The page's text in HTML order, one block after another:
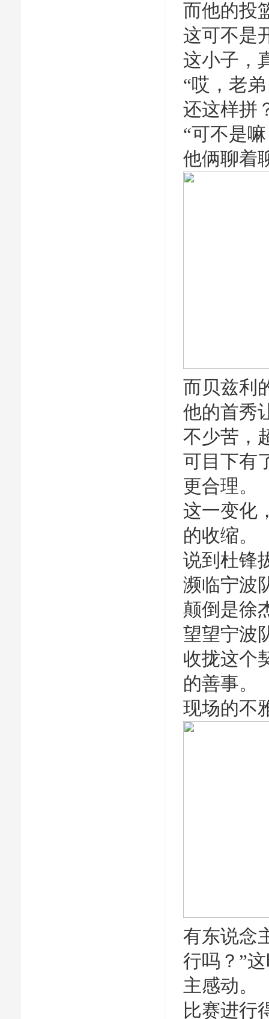
而他的投
这可不是
这小子，
“哎，老
还这样拼
“可不是
他俩聊着
而贝兹利
他的首秀
不少苦，
可目下有
更合理。
这一变化
的收缩。
说到杜锋
濒临宁波
颠倒是徐
望望宁波
收拢这个
的善事。
现场的不
有东说念
行吗？”
主感动。
比赛进行